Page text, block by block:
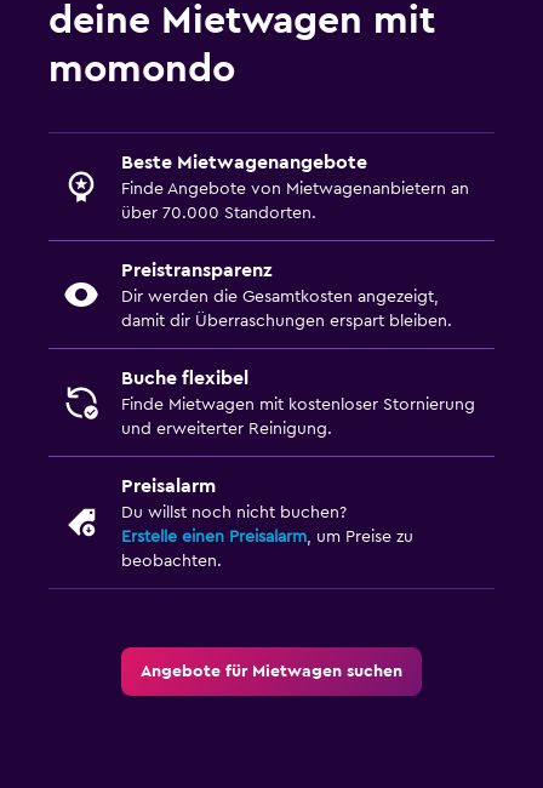
deine Mietwagen mit
momondo
Beste Mietwagenangebote
Finde Angebote von Mietwagenanbietern an
über 70.000 Standorten.
Preistransparenz
Dir werden die Gesamtkosten angezeigt,
damit dir Überraschungen erspart bleiben.
Buche flexibel
Finde Mietwagen mit kostenloser Stornierung
und erweiterter Reinigung.
Preisalarm
Du willst noch nicht buchen?
Erstelle einen Preisalarm, um Preise zu
beobachten.
Angebote für Mietwagen suchen